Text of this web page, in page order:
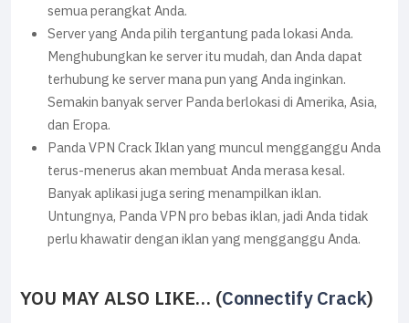
semua perangkat Anda.
Server yang Anda pilih tergantung pada lokasi Anda.
Menghubungkan ke server itu mudah, dan Anda dapat
terhubung ke server mana pun yang Anda inginkan.
Semakin banyak server Panda berlokasi di Amerika, Asia,
dan Eropa.
Panda VPN Crack Iklan yang muncul mengganggu Anda
terus-menerus akan membuat Anda merasa kesal.
Banyak aplikasi juga sering menampilkan iklan.
Untungnya, Panda VPN pro bebas iklan, jadi Anda tidak
perlu khawatir dengan iklan yang mengganggu Anda.
YOU MAY ALSO LIKE… (Connectify Crack)